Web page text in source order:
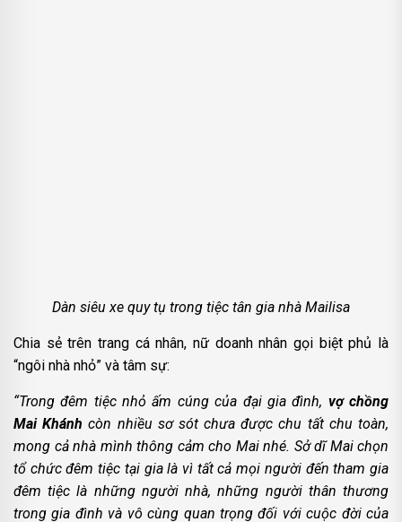
Dàn siêu xe quy tụ trong tiệc tân gia nhà Mailisa
Chia sẻ trên trang cá nhân, nữ doanh nhân gọi biệt phủ là
“ngôi nhà nhỏ” và tâm sự:
“Trong đêm tiệc nhỏ ấm cúng của đại gia đình, vợ chồng
Mai Khánh còn nhiều sơ sót chưa được chu tất chu toàn,
mong cả nhà mình thông cảm cho Mai nhé. Sở dĩ Mai chọn
tổ chức đêm tiệc tại gia là vì tất cả mọi người đến tham gia
đêm tiệc là những người nhà, những người thân thương
trong gia đình và vô cùng quan trọng đối với cuộc đời của